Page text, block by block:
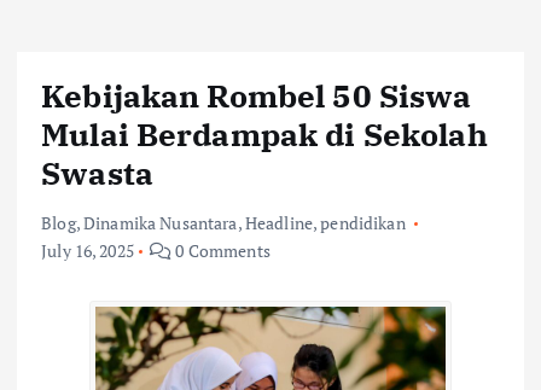
Kebijakan Rombel 50 Siswa
Mulai Berdampak di Sekolah
Swasta
Blog,Dinamika Nusantara,Headline,pendidikan
July 16, 2025
0 Comments